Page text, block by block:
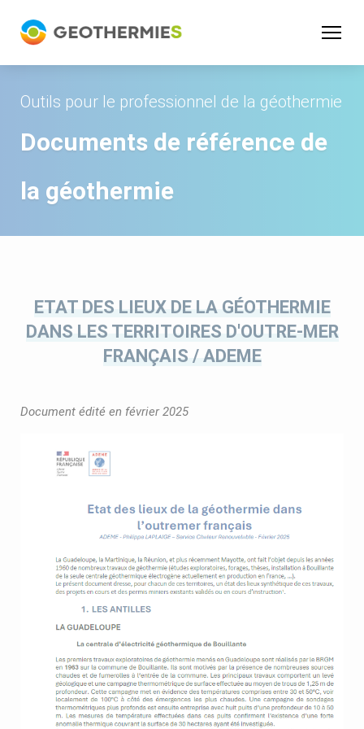
Outils pour le professionnel de la géothermie
Documents de référence de
la géothermie
ETAT DES LIEUX DE LA GÉOTHERMIE
DANS LES TERRITOIRES D'OUTRE-MER
FRANÇAIS / ADEME
Document édité en février 2025